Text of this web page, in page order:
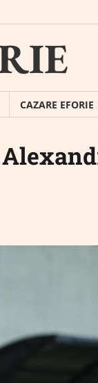
CAZARE EFORIE